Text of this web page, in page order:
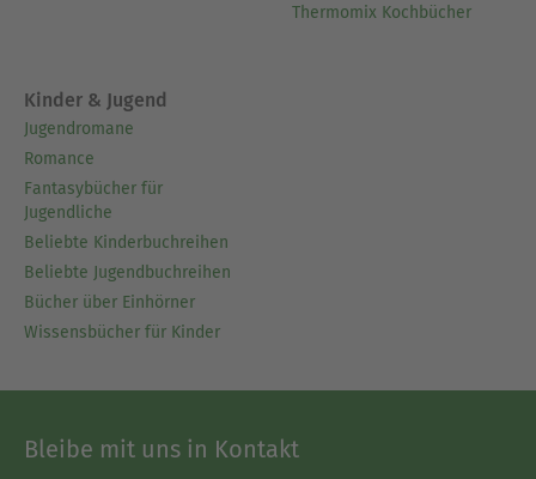
Thermomix Kochbücher
Kinder & Jugend
Jugendromane
Romance
Fantasybücher für
Jugendliche
Beliebte Kinderbuchreihen
Beliebte Jugendbuchreihen
Bücher über Einhörner
Wissensbücher für Kinder
Bleibe mit uns in Kontakt